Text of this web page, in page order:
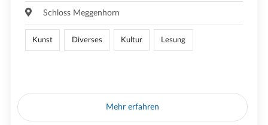
Schloss Meggenhorn
Kunst Diverses Kultur Lesung
Mehr erfahren